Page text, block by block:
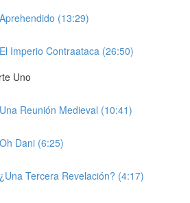
(13:29)
Imperio Contraataca (26:50)
Uno
Reunión Medieval (10:41)
Dani (6:25)
Tercera Revelación? (4:17)